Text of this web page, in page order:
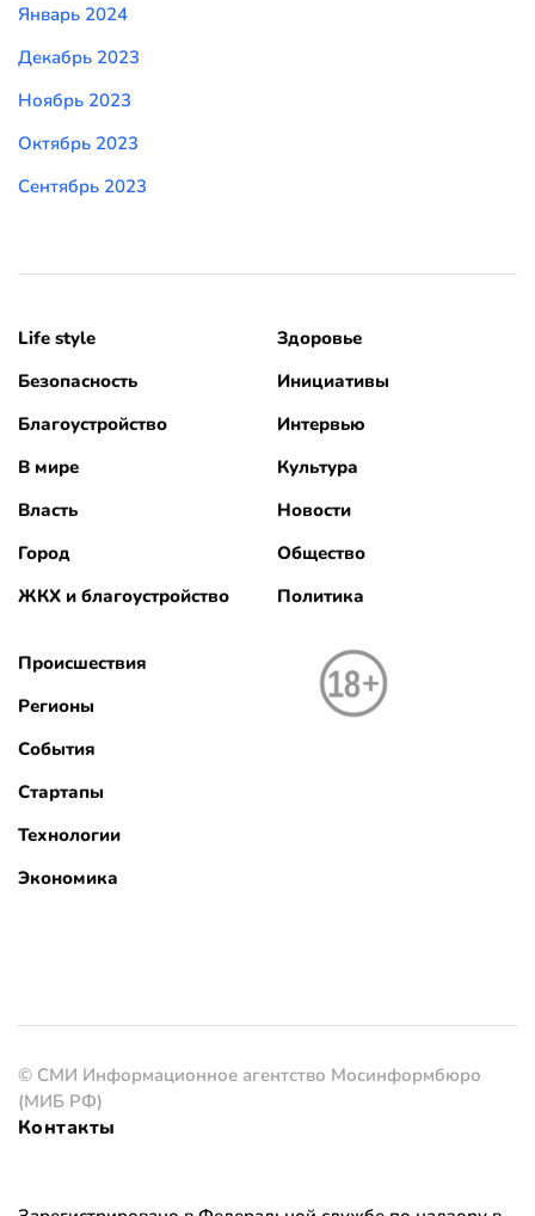
Январь 2024
Декабрь 2023
Ноябрь 2023
Октябрь 2023
Сентябрь 2023
Life style
Безопасность
Благоустройство
В мире
Власть
Город
ЖКХ и благоустройство
Здоровье
Инициативы
Интервью
Культура
Новости
Общество
Политика
Происшествия
Регионы
События
Стартапы
Технологии
Экономика
© СМИ Информационное агентство Мосинформбюро
(МИБ РФ)
Контакты